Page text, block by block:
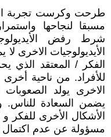
طرحت وكرست تجربة
مسبقا لنجاحها
شرط رفض
الأيديولوجيات الاخرى
الفكر / المعتقد الذي
للأفراد. من ناحية أخرى
الاخرى يولد
يضمن السعادة للناس.
الأشكال الأخرى للفكر و
مسؤولة عن عدم اكتمال